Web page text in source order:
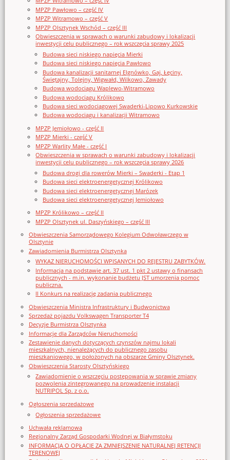
MPZP Pawłowo – część IV
MPZP Witramowo – część V
MPZP Olsztynek Wschód – część III
Obwieszczenia w sprawach o warunki zabudowy i lokalizacji
inwestycji celu publicznego – rok wszczęcia sprawy 2025
Budowa sieci niskiego napięcia Mierki
Budowa sieci niskiego napięcia Pawłowo
Budowa kanalizacji sanitarnej Elgnówko, Gaj, Łęciny,
Świętajny, Tolejny, Wigwałd, Wilkowo, Zawady
Budowa wodociągu Waplewo-Witramowo
Budowa wodociągu Królikowo
Budowa sieci wodociągowej Swaderki-Lipowo Kurkowskie
Budowa wodociągu i kanalizacji Witramowo
MPZP Jemiołowo - część II
MPZP Mierki - część V
MPZP Warlity Małe - część I
Obwieszczenia w sprawach o warunki zabudowy i lokalizacji
inwestycji celu publicznego – rok wszczęcia sprawy 2026
Budowa drogi dla rowerów Mierki – Swaderki - Etap 1
Budowa sieci elektroenergetycznej Królikowo
Budowa sieci elektroenergetycznej Marózek
Budowa sieci elektroenergetycznej Jemiołowo
MPZP Królikowo – część II
MPZP Olsztynek ul. Daszyńskiego – część III
Obwieszczenia Samorządowego Kolegium Odwoławczego w
Olsztynie
Zawiadomienia Burmistrza Olsztynka
WYKAZ NIERUCHOMOŚCI WPISANYCH DO REJESTRU ZABYTKÓW.
Informacja na podstawie art. 37 ust. 1 pkt 2 ustawy o finansach
publicznych - m.in. wykonanie budżetu JST umorzenia pomoc
publiczna.
II Konkurs na realizację zadania publicznego
Obwieszczenia Ministra Infrastruktury i Budwonictwa
Sprzedaż pojazdu Volkswagen Transporter T4
Decyzje Burmistrza Olsztynka
Informacje dla Zarządców Nieruchomości
Zestawienie danych dotyczących czynszów najmu lokali
mieszkalnych, nienależących do publicznego zasobu
mieszkaniowego, w położonych na obszarze Gminy Olsztynek.
Obwieszczenia Starosty Olsztyńskiego
Zawiadomienie o wszczęciu postępowania w sprawie zmiany
pozwolenia zintegrowanego na prowadzenie instalacji
NUTRIPOL Sp. z o.o.
Ogłoszenia sprzedażowe
Ogłoszenia sprzedażowe
Uchwała reklamowa
Regionalny Zarząd Gospodarki Wodnej w Białymstoku
INFORMACJA O OPŁACIE ZA ZMNIEJSZENIE NATURALNEJ RETENCJI
TERENOWEJ